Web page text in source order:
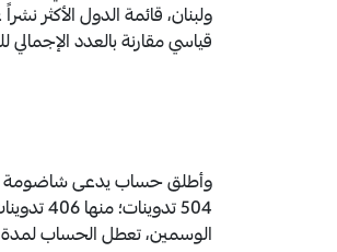
قياسي مقارنة بالعدد الإجمالي للتدوينات (4735)؛ ما قد يعد مؤشراً إلى أن
الوسمين، تعطل الحساب لمدة